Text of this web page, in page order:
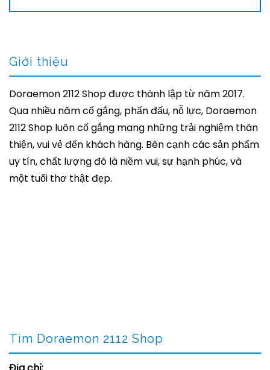
Giới thiệu
Doraemon 2112 Shop được thành lập từ năm 2017.
Qua nhiều năm cố gắng, phấn đấu, nỗ lực, Doraemon
2112 Shop luôn cố gắng mang những trải nghiệm thân
thiện, vui vẻ đến khách hàng. Bên cạnh các sản phẩm
uy tín, chất lượng đó là niềm vui, sự hạnh phúc, và
một tuổi thơ thật đẹp.
Tìm Doraemon 2112 Shop